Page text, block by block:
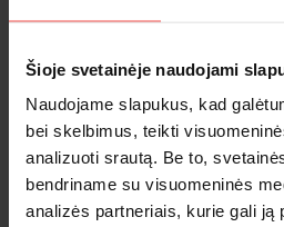
Šioje svetainėje naudojami
Naudojame slapukus, kad
bei skelbimus, teikti
analizuoti srautą. Be to,
bendriname su visuomeninės
analizės partneriais, kurie gali ją
SIA „Sārmi 4” (www.tavatelpa.lv)
visų prekių ženk...